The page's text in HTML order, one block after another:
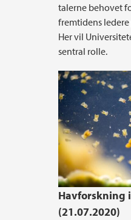
talerne behovet
fremtidens
Her vil
sentral rolle.
Havforskning
(21.07.2020)